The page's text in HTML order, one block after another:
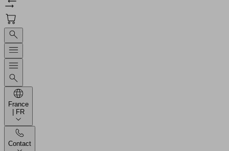
France
| FR
Contact